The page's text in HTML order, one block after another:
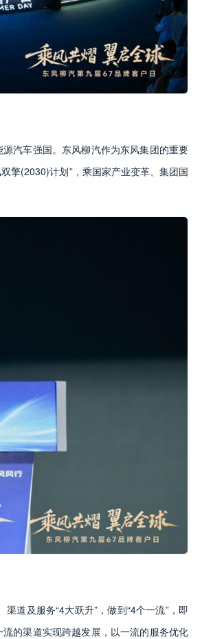
汽车强国。东风柳汽作为东风集团的重要
擎(2030)计划”，乘国家产业变革、集团国
道及服务“4大跃升”，做到“4个一流”，即
的渠道实现跨越发展，以一流的服务优化